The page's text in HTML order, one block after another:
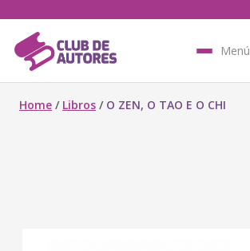
Menú
Home / Libros / O ZEN, O TAO E O CHI